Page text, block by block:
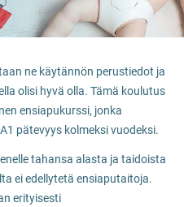
ne käytännön perustiedot ja
olisi hyvä olla. Tämä koulutus
ensiapukurssi, jonka
pätevyys kolmeksi vuodeksi.
tahansa alasta ja taidoista
ei edellytetä ensiaputaitoja.
erityisesti